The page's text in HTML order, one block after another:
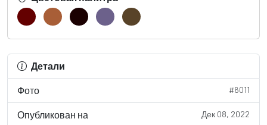
Детали
Фото #6011
Опубликован на Дек 08, 2022